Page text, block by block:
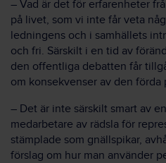
– Vad är det för erfarenheter
på livet, som vi inte får veta
ledningens och i samhällets
och fri. Särskilt i en tid av
den offentliga debatten får
om konsekvenser av den förda
– Det är inte särskilt smart av
medarbetare av rädsla för
stämplade som gnällspikar,
förslag om hur man använder